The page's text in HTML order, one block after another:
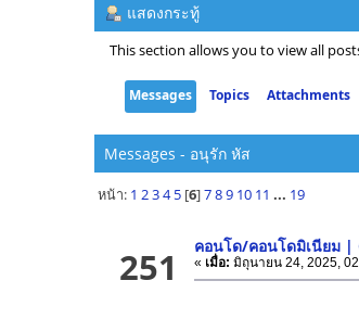
แสดงกระทู้
This section allows you to view all
Messages Topics Attachments
Messages - อนุรัก หัส
หน้า: 1 2 3 4 5[6]7 8 9 10 11 ... 19
251 คอนโด/คอนโดมิเนียม
« เมื่อ: มิถุนายน 24, 2025,